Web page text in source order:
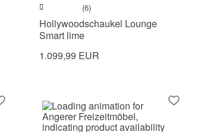
(6)
Hollywoodschaukel Lounge
Smart lime
1.099,99 EUR